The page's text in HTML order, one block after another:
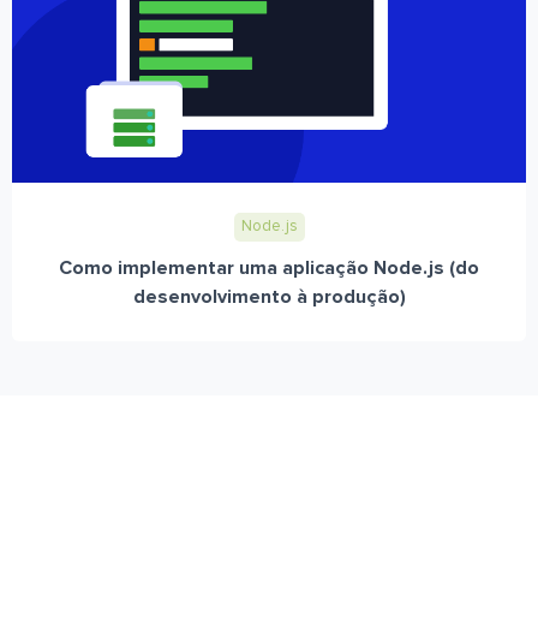
Node.js
Como implementar uma aplicação Node.js (do
desenvolvimento à produção)